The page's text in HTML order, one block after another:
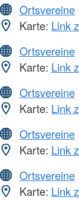
Ortsvereine
Karte: Link
Ortsvereine
Karte: Link
Ortsvereine
Karte: Link
Ortsvereine
Karte: Link
Ortsvereine
Karte: Link